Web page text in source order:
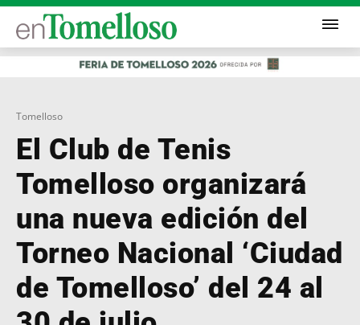
Tomelloso
El Club de Tenis
Tomelloso organizará
una nueva edición del
Torneo Nacional ‘Ciudad
de Tomelloso’ del 24 al